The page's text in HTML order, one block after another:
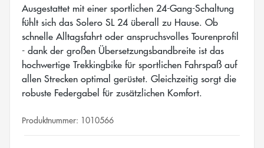
Ausgestattet mit einer sportlichen 24-Gang-Schaltung
fühlt sich das Solero SL 24 überall zu Hause. Ob
schnelle Alltagsfahrt oder anspruchsvolles Tourenprofil
- dank der großen Übersetzungsbandbreite ist das
hochwertige Trekkingbike für sportlichen Fahrspaß auf
allen Strecken optimal gerüstet. Gleichzeitig sorgt die
robuste Federgabel für zusätzlichen Komfort.
Produktnummer: 1010566